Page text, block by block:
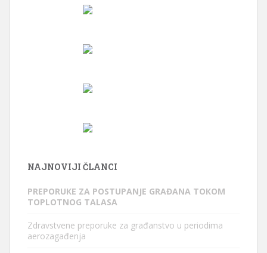
NAJNOVIJI ČLANCI
PREPORUКE ZA POSTUPANJE GRAĐANA TOКOM
TOPLOTNOG TALASA
Zdravstvene preporuke za građanstvo u periodima
aerozagađenja